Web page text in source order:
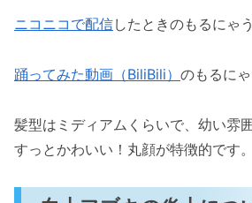
ニコニコで配信したときのもるにゃ
踊ってみた動画（BiliBili） のもるに
髪型はミディアムくらいで、幼い雰
すっとかわいい！丸顔が特徴的です。